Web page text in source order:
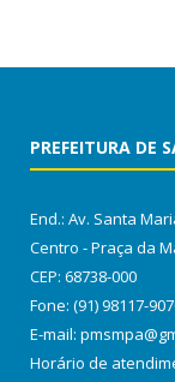
PREFEITURA DE
End.: Av. Santa
Centro - Praça da
CEP: 68738-000
Fone: (91) 98117-
E-mail:
Horário de